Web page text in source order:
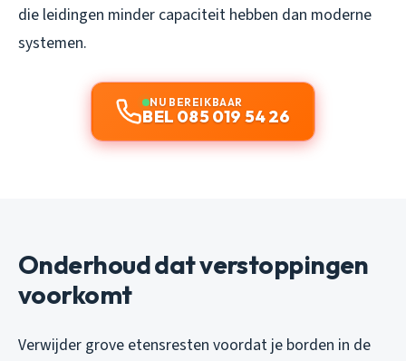
die leidingen minder capaciteit hebben dan moderne
systemen.
NU BEREIKBAAR
BEL 085 019 54 26
Onderhoud dat verstoppingen
voorkomt
Verwijder grove etensresten voordat je borden in de